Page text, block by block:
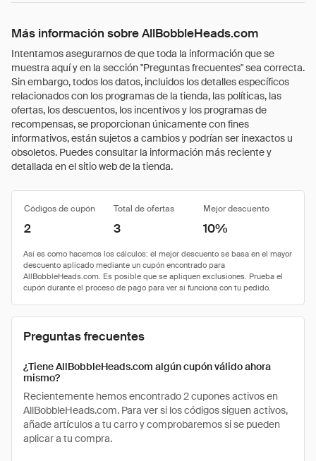
Más información sobre AllBobbleHeads.com
Intentamos asegurarnos de que toda la información que se
muestra aquí y en la sección "Preguntas frecuentes" sea correcta.
Sin embargo, todos los datos, incluidos los detalles específicos
relacionados con los programas de la tienda, las políticas, las
ofertas, los descuentos, los incentivos y los programas de
recompensas, se proporcionan únicamente con fines
informativos, están sujetos a cambios y podrían ser inexactos u
obsoletos. Puedes consultar la información más reciente y
detallada en el sitio web de la tienda.
Códigos de cupón Total de ofertas Mejor descuento
2 3 10%
Preguntas frecuentes
¿Tiene AllBobbleHeads.com algún cupón válido ahora
mismo?
Recientemente hemos encontrado 2 cupones activos en
AllBobbleHeads.com. Para ver si los códigos siguen activos,
añade artículos a tu carro y comprobaremos si se pueden
aplicar a tu compra.